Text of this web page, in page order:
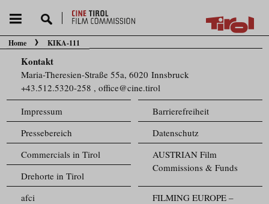
Sie befinden sich hier:
Home KIKA-111
Kontakt
Maria-Theresien-Straße 55a, 6020 Innsbruck
+43.512.5320-258 ,office@cine.tirol
Impressum
Barrierefreiheit
Pressebereich
Datenschutz
Commercials in Tirol
AUSTRIAN Film
Commissions & Funds
Drehorte in Tirol
FILMING EUROPE –
afci